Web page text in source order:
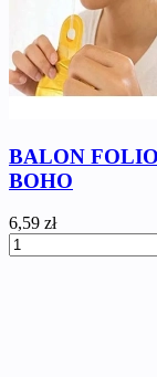
BALON
BOHO
6,59 zł